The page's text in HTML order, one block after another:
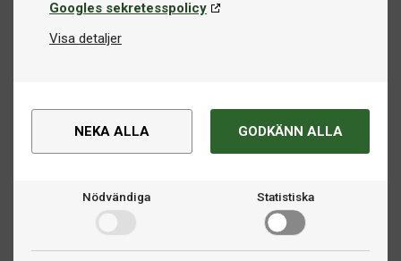
Googles sekretesspolicy
Visa detaljer
NEKA ALLA GODKÄNN ALLA
Nödvändiga Statistiska